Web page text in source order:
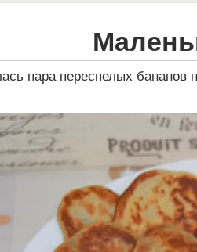
пара переспелых бананов